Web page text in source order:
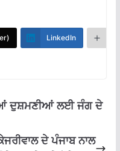
ar
e LinkedIn
ਦੁਸ਼ਮਣੀਆਂ ਲਈ ਜੰਗ ਦੇ
ਦੇ ਪੰਜਾਬ ਨਾਲ